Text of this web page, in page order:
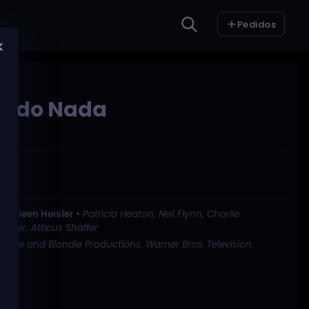
Pedidos
do Nada
Eileen Heisler • Patricia Heaton, Neil Flynn, Charlie
Sher, Atticus Shaffer
and Blondie Productions, Warner Bros. Television